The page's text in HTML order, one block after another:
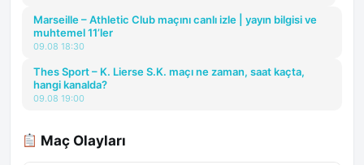
Marseille – Athletic Club maçını canlı izle | yayın bilgisi ve
muhtemel 11’ler
09.08 18:30
Thes Sport – K. Lierse S.K. maçı ne zaman, saat kaçta,
hangi kanalda?
09.08 19:00
Maç Olayları